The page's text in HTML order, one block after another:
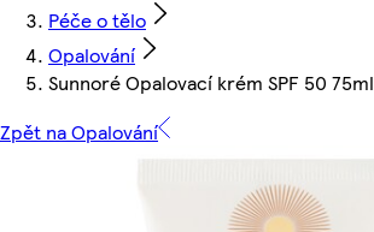
Péče o tělo
Opalování
Sunnoré Opalovací krém SPF 50 75ml
Zpět na Opalování